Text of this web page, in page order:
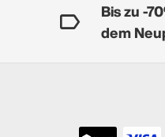
Bis zu -
dem